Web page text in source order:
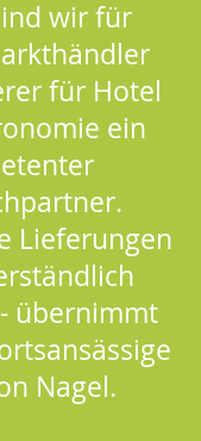
wir für
für Hotel
ein
Lieferungen
übernimmt
Nagel.